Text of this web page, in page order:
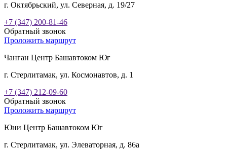
г. Октябрьский, ул. Северная, д. 19/27
+7 (347) 200-81-46
Обратный звонок
Проложить маршрут
Чанган Центр Башавтоком Юг
г. Стерлитамак, ул. Космонавтов, д. 1
+7 (347) 212-09-60
Обратный звонок
Проложить маршрут
Юни Центр Башавтоком Юг
г. Стерлитамак, ул. Элеваторная, д. 86а